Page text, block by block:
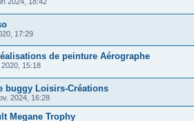
17:29
de peinture Aérographe
2020, 15:18
buggy Loisirs-Créations
2024, 16:28
Megane Trophy